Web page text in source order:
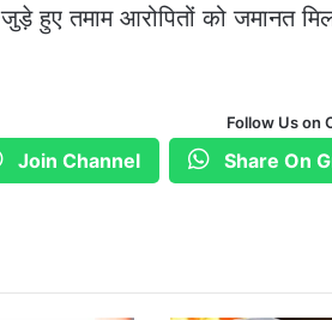
जुड़े हुए तमाम आरोपितों को जमानत
Follow Us on
Join Channel Share On